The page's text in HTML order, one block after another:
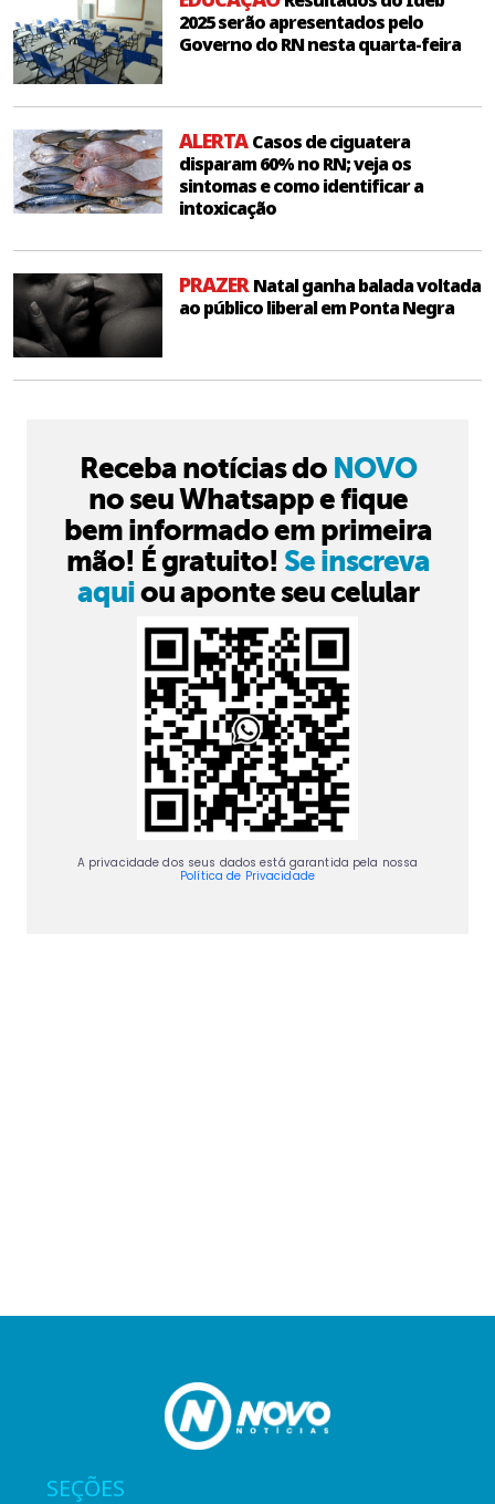
2025 serão apresentados pelo
Governo do RN nesta quarta-feira
ALERTACasos de ciguatera
disparam 60% no RN; veja os
sintomas e como identificar a
intoxicação
PRAZERNatal ganha balada voltada
ao público liberal em Ponta Negra
Receba notícias do NOVO
no seu Whatsapp e fique
bem informado em primeira
mão! É gratuito! Se inscreva
aquiou aponte seu celular
A privacidade dos seus dados está garantida pela nossa
Política de Privacidade
SEÇÕES